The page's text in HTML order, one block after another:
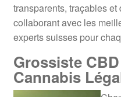
transparents, traçables
collaborant avec les
experts suisses pour
Grossiste
Cannabis